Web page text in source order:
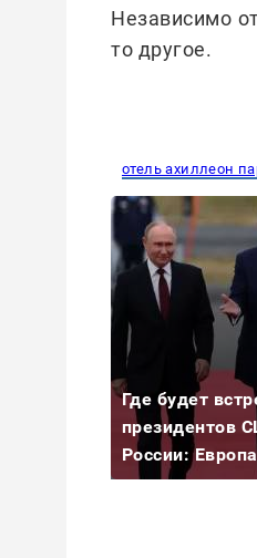
Независимо
то другое.
отель ахиллеон
Где будет
президентов
России: